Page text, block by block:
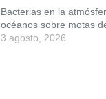
Bacterias en la
océanos sobre motas
3 agosto, 2026